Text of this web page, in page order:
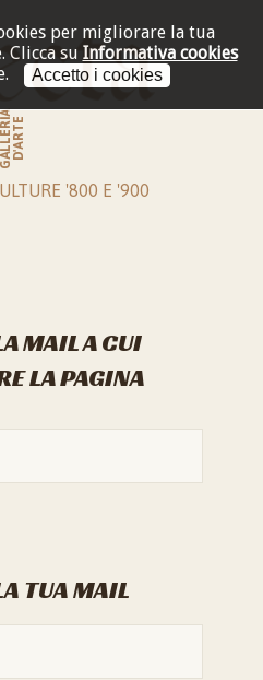
per migliorare la tua
Clicca su Informativa cookies
Accetto i cookies
GALLERIAD'ARTE
'800 E '900
MAIL A CUI
LA PAGINA
TUA MAIL